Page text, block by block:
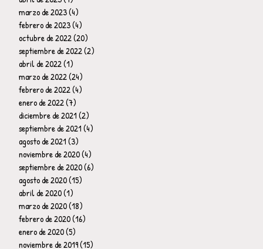
marzo de 2023(4)
febrero de 2023(4)
octubre de 2022(20)
septiembre de 2022(2)
abril de 2022(1)
marzo de 2022(24)
febrero de 2022(4)
enero de 2022(7)
diciembre de 2021(2)
septiembre de 2021(4)
agosto de 2021(3)
noviembre de 2020(4)
septiembre de 2020(6)
agosto de 2020(15)
abril de 2020(1)
marzo de 2020(18)
febrero de 2020(16)
enero de 2020(5)
noviembre de 2019(15)